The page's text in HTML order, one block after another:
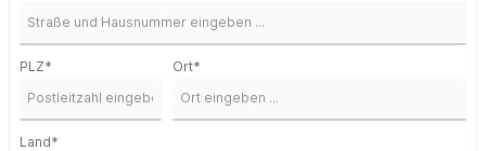
PLZ* Ort*
Land*